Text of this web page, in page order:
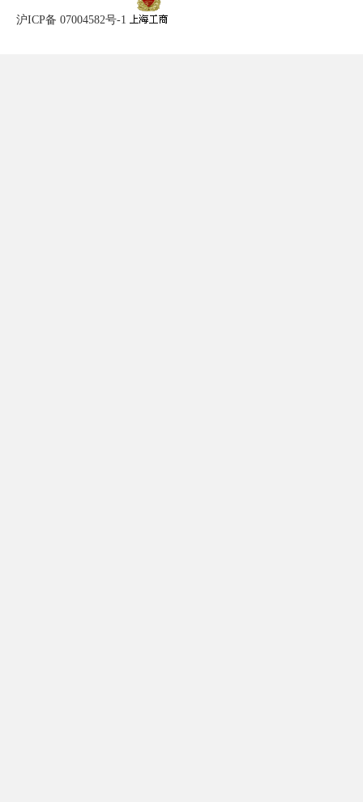
沪ICP备 07004582号-1